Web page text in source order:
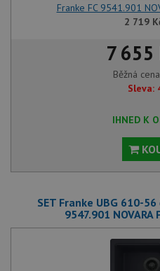
Franke FC 9541.901
2 719
7 655
Běžná
Sleva:
IHNED K
SET Franke UBG 610-
9547.901